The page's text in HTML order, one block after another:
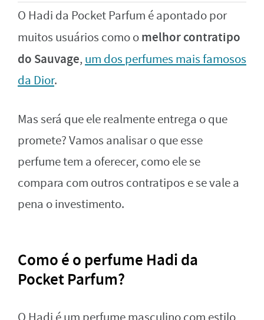
O Hadi da Pocket Parfum é apontado por
muitos usuários como omelhor contratipo
do Sauvage, um dos perfumes mais famosos
da Dior.
Mas será que ele realmente entrega o que
promete? Vamos analisar o que esse
perfume tem a oferecer, como ele se
compara com outros contratipos e se vale a
pena o investimento.
Como é o perfume Hadi da
Pocket Parfum?